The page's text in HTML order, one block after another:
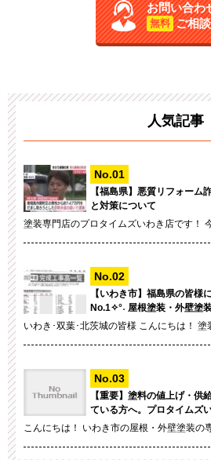
お問い合わ
無料 ご相談
人気記事
【福島県】悪質リフォーム
と対策について
塗装専門店のプロタイムズいわき店です！
【いわき市】福島県の皆様
No.1✧°˖ 屋根塗装・外壁塗
いわき･双葉･北茨城の皆様 こんにちは！ 塗
【重要】塗料の値上げ・
ている方へ。プロタイムズ
こんにちは！ いわき市の屋根・外壁塗装の